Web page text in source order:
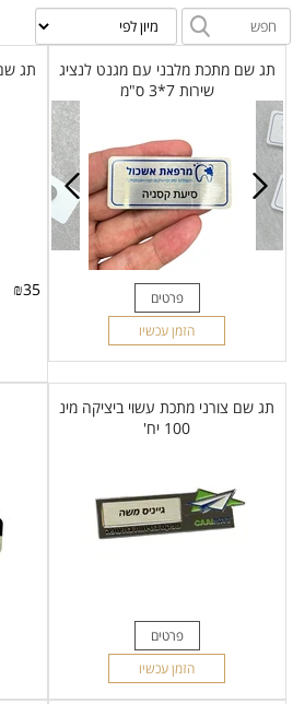
תג שם מתכת מלבני עם מגנט לנציג
שירות 7*3 ס"מ
פרטים
הזמן עכשיו
₪35
תג שם צורני מתכת עשוי ביציקה מינ
100 יח'
פרטים
הזמן עכשיו